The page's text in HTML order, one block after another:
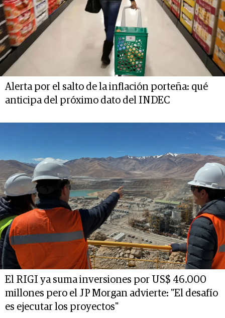
Alerta por el salto de la inflación porteña: qué
anticipa del próximo dato del INDEC
El RIGI ya suma inversiones por US$ 46.000
millones pero el JP Morgan advierte: "El desafío
es ejecutar los proyectos"